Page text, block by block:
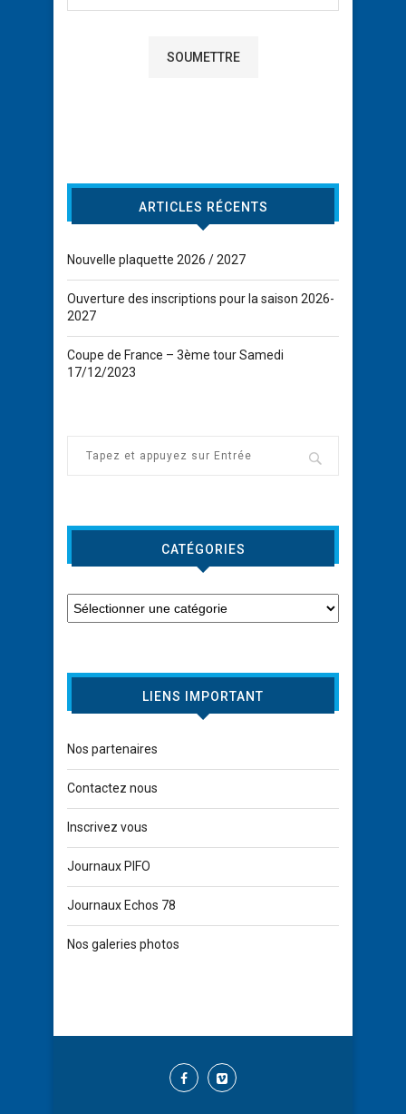
ARTICLES RÉCENTS
Nouvelle plaquette 2026 / 2027
Ouverture des inscriptions pour la saison 2026-
2027
Coupe de France – 3ème tour Samedi
17/12/2023
CATÉGORIES
LIENS IMPORTANT
Nos partenaires
Contactez nous
Inscrivez vous
Journaux PIFO
Journaux Echos 78
Nos galeries photos